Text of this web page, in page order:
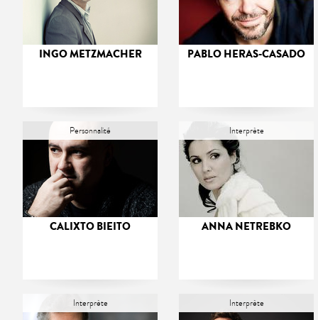
INGO METZMACHER PABLO HERAS-CASADO
Personnalité
CALIXTO BIEITO
Interprète
ANNA NETREBKO
Interprète Interprète